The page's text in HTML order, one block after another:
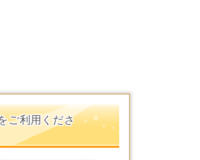
ご利用くださ